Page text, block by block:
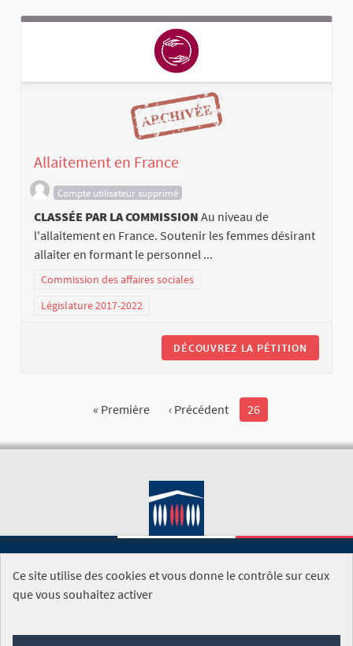
Allaitement en France
Compte utilisateur supprimé
CLASSÉE PAR LA COMMISSION Au niveau de
l'allaitement en France. Soutenir les femmes désirant
allaiter en formant le personnel ...
Commission des affaires sociales
Législature 2017-2022
DÉCOUVREZ LA PÉTITION
« Première ‹ Précédent 26
SITE DE L'ASSEMBLÉE NATIONALE
Foire aux questions
Ce site utilise des cookies et vous donne le contrôle sur ceux
que vous souhaitez activer